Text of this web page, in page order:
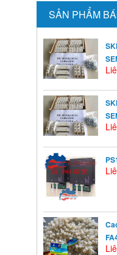
SẢN PHẨM